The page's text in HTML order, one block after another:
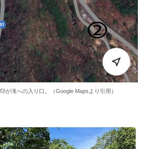
が滝への入り口。（Google Mapsより引用）